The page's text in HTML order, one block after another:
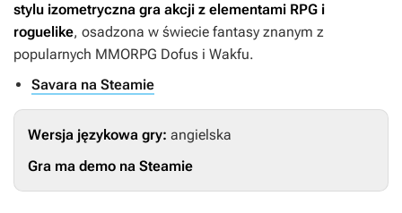
stylu izometryczna gra akcji z elementami RPG i
roguelike, osadzona w świecie fantasy znanym z
popularnych MMORPG Dofus i Wakfu.
Savara na Steamie
Wersja językowa gry: angielska
Gra ma demo na Steamie